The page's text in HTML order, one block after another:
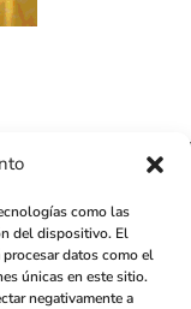
como las
del dispositivo. El
datos como el
únicas en este sitio.
negativamente a
MAGAZINE GROUP
MÉDIANE